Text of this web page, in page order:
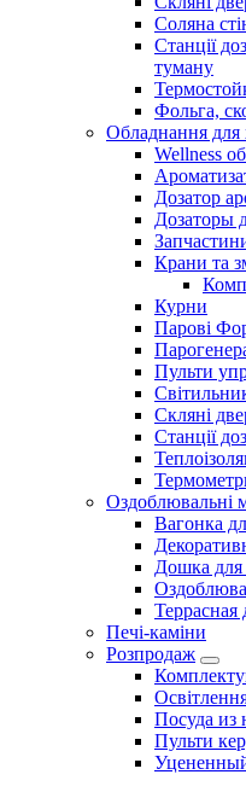
Соляна
Станції
туману
Фольга,
Обладнання для
Wellness
Дозатор
Дозаторы
Крани та
Курни
Парові
Пульти
Скляні
Станції
Оздоблювальні
Вагонка
Дошка для
Террасная
Печі-каміни
Розпродаж
Посуда из
Пульти